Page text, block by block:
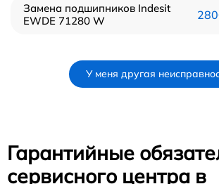
Замена подшипников Indesit
EWDE 71280 W
У меня другая
Гарантийные
сервисного центра в